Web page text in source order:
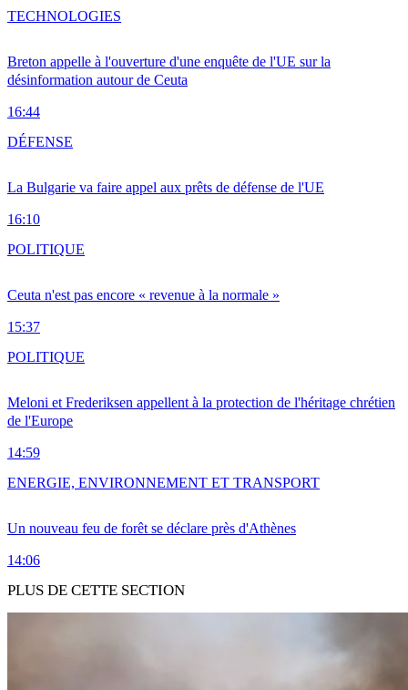
Breton appelle à l'ouverture d'une enquête de l'UE sur la
désinformation autour de Ceuta
16:44
TECHNOLOGIES
La Bulgarie va faire appel aux prêts de défense de l'UE
16:10
DÉFENSE
Ceuta n'est pas encore « revenue à la normale »
15:37
POLITIQUE
Meloni et Frederiksen appellent à la protection de l'héritage chrétien
de l'Europe
14:59
POLITIQUE
Un nouveau feu de forêt se déclare près d'Athènes
14:06
ENERGIE, ENVIRONNEMENT ET TRANSPORT
PLUS DE CETTE SECTION